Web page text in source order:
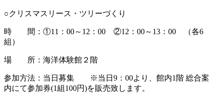
○クリスマスリース・ツリーづくり
時 間：①11：00～12：00 ②12：00～13：00 （各6
組）
場 所：海洋体験館２階
参加方法：当日募集 ※当日9：00より、館内1階 総合案
内にて参加券(1組100円)を販売致します。